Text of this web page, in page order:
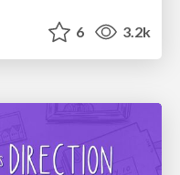
6 3.2k